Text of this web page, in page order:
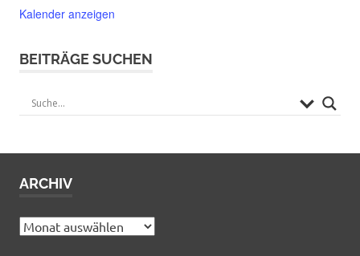
Kalender anzeigen
BEITRÄGE SUCHEN
ARCHIV
Archiv